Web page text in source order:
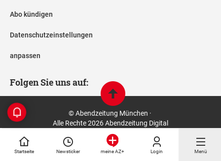
Startseite Newsticker meine AZ+ Login Menü
Abo kündigen
Datenschutzeinstellungen
anpassen
Folgen Sie uns auf:
© Abendzeitung München ·
Alle Rechte 2026 Abendzeitung Digital